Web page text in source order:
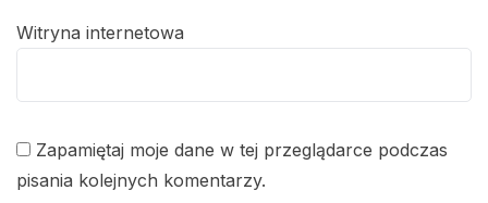
Witryna internetowa
Zapamiętaj moje dane w tej przeglądarce podczas
pisania kolejnych komentarzy.